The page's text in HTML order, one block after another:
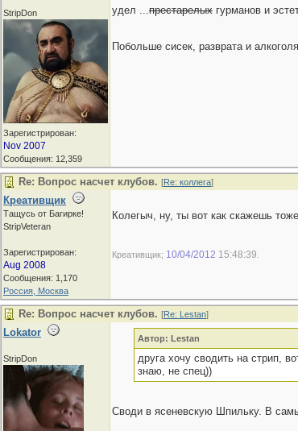
StripDon
Зарегистрирован:
Nov 2007
Сообщения: 12,359
удел ...престарелых гурманов и
Побольше сисек, разврата и
Re: Вопрос насчет клубов. [Re: коллега]
Креативщик
Тащусь от Багирке!
StripVeteran
Зарегистрирован:
Aug 2008
Сообщения: 1,170
Россия, Москва
Колегыч, ну, ты вот как скажешь
Креативщик; 10/04/2012 15:48:39
Re: Вопрос насчет клубов. [Re: Lestan]
Lokator
StripDon
Автор: Lestan
друга хочу сводить на стрип,
знаю, не спец))
Своди в ясеневскую Шпильку. В